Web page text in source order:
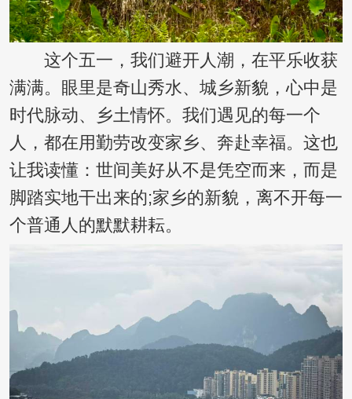
这个五一，我们避开人潮，在平乐收获
满满。眼里是奇山秀水、城乡新貌，心中是
时代脉动、乡土情怀。我们遇见的每一个
人，都在用勤劳改变家乡、奔赴幸福。这也
让我读懂：世间美好从不是凭空而来，而是
脚踏实地干出来的;家乡的新貌，离不开每一
个普通人的默默耕耘。